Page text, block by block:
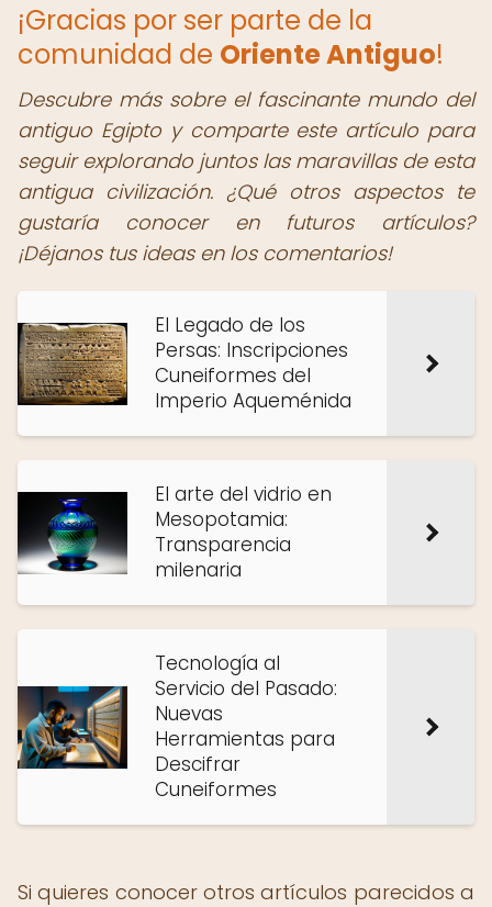
¡Gracias por ser parte de la
comunidad de Oriente Antiguo!
Descubre más sobre el fascinante mundo del
antiguo Egipto y comparte este artículo para
seguir explorando juntos las maravillas de esta
antigua civilización. ¿Qué otros aspectos te
gustaría conocer en futuros artículos?
¡Déjanos tus ideas en los comentarios!
El Legado de los
Persas: Inscripciones
Cuneiformes del
Imperio Aqueménida
El arte del vidrio en
Mesopotamia:
Transparencia
milenaria
Tecnología al
Servicio del Pasado:
Nuevas
Herramientas para
Descifrar
Cuneiformes
Si quieres conocer otros artículos parecidos a